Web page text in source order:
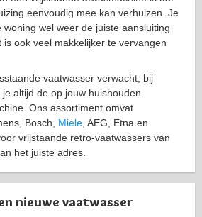
eenvoudig mee kan verhuizen. Je
woning wel weer de juiste aansluiting
ook veel makkelijker te vervangen
vaatwasser verwacht, bij
altijd de op jouw huishouden
Ons assortiment omvat
Bosch, Miele , AEG, Etna en
vrijstaande retro-vaatwassers van
het juiste adres.
nieuwe vaatwasser